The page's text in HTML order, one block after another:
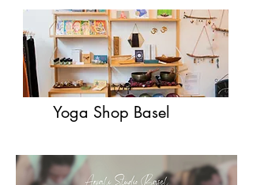
Yoga Shop Basel